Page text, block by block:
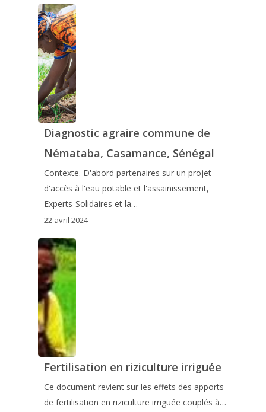
Diagnostic agraire commune de
Némataba, Casamance, Sénégal
Contexte. D'abord partenaires sur un projet
d'accès à l'eau potable et l'assainissement,
Experts-Solidaires et la…
22 avril 2024
Fertilisation en riziculture irriguée
Ce document revient sur les effets des apports
de fertilisation en riziculture irriguée couplés à…